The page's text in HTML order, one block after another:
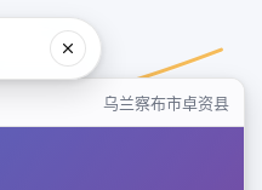
乌兰察布市卓资县